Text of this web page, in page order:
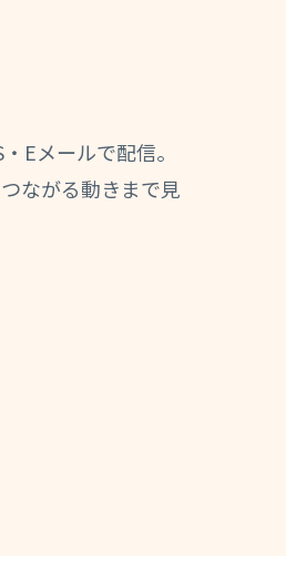
Eメールで配信。
ながる動きまで見